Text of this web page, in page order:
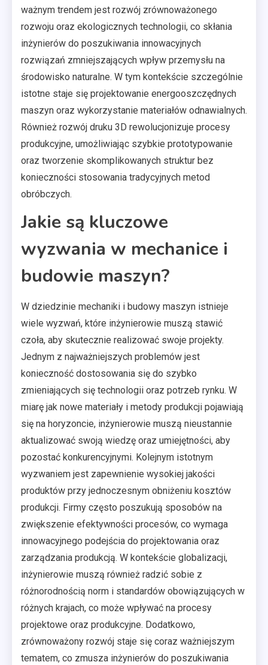
ważnym trendem jest rozwój zrównoważonego
rozwoju oraz ekologicznych technologii, co skłania
inżynierów do poszukiwania innowacyjnych
rozwiązań zmniejszających wpływ przemysłu na
środowisko naturalne. W tym kontekście szczególnie
istotne staje się projektowanie energooszczędnych
maszyn oraz wykorzystanie materiałów odnawialnych.
Również rozwój druku 3D rewolucjonizuje procesy
produkcyjne, umożliwiając szybkie prototypowanie
oraz tworzenie skomplikowanych struktur bez
konieczności stosowania tradycyjnych metod
obróbczych.
Jakie są kluczowe
wyzwania w mechanice i
budowie maszyn?
W dziedzinie mechaniki i budowy maszyn istnieje
wiele wyzwań, które inżynierowie muszą stawić
czoła, aby skutecznie realizować swoje projekty.
Jednym z najważniejszych problemów jest
konieczność dostosowania się do szybko
zmieniających się technologii oraz potrzeb rynku. W
miarę jak nowe materiały i metody produkcji pojawiają
się na horyzoncie, inżynierowie muszą nieustannie
aktualizować swoją wiedzę oraz umiejętności, aby
pozostać konkurencyjnymi. Kolejnym istotnym
wyzwaniem jest zapewnienie wysokiej jakości
produktów przy jednoczesnym obniżeniu kosztów
produkcji. Firmy często poszukują sposobów na
zwiększenie efektywności procesów, co wymaga
innowacyjnego podejścia do projektowania oraz
zarządzania produkcją. W kontekście globalizacji,
inżynierowie muszą również radzić sobie z
różnorodnością norm i standardów obowiązujących w
różnych krajach, co może wpływać na procesy
projektowe oraz produkcyjne. Dodatkowo,
zrównoważony rozwój staje się coraz ważniejszym
tematem, co zmusza inżynierów do poszukiwania